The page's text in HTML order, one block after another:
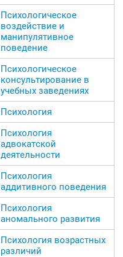
Психологическое
воздействие и
манипулятивное
поведение
Психологическое
консультирование в
учебных заведениях
Психология
Психология
адвокатской
деятельности
Психология
аддитивного поведения
Психология
аномального развития
Психология возрастных
различий